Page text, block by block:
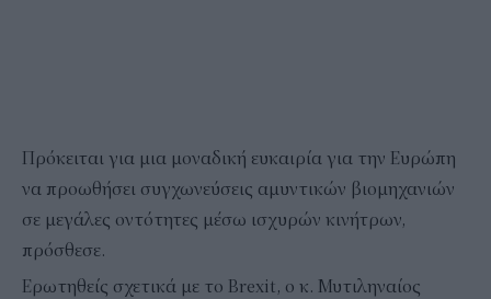
Πρόκειται για μια μοναδική ευκαιρία για την Ευρώπη
να προωθήσει συγχωνεύσεις αμυντικών βιομηχανιών
σε μεγάλες οντότητες μέσω ισχυρών κινήτρων,
πρόσθεσε.
Ερωτηθείς σχετικά με το Brexit, ο κ. Μυτιληναίος